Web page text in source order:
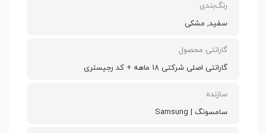
رنگ‌بندی
سفید, مشکی
گارانتی محصول
گارانتی اصلی شرکتی 18 ماهه + کد رجیستری
سازنده
سامسونگ | Samsung